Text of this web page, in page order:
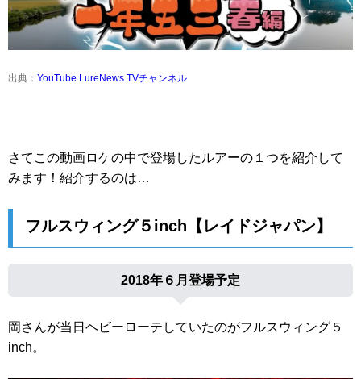
出典： YouTube LureNews.TVチャンネル
さてこの動画ロケの中で登場したルアーの１つを紹介して
みます！紹介するのは…
フルスウィング５inch【レイドジャパン】
2018年６月登場予定
岡さんが当日ヘビーローテしていたのがフルスウィング５
inch。